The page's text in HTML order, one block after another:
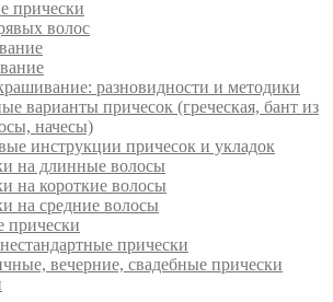
прически
волос
разновидности и методики
варианты причесок (греческая, бант из
начесы)
инструкции причесок и укладок
на длинные волосы
на короткие волосы
на средние волосы
прически
прически
вечерние, свадебные прически